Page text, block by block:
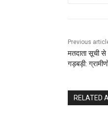
Previous
मतदाता सूची
गड़बड़ी:
RELATED